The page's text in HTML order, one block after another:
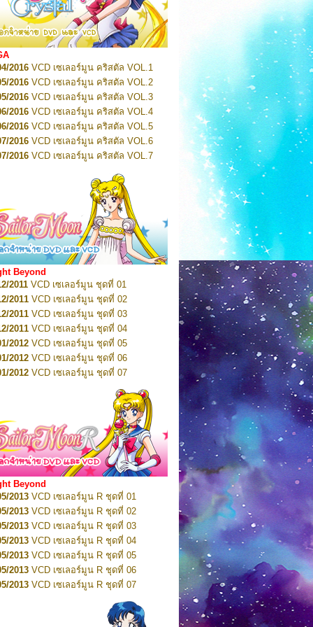
Pretty Guardian Sailor Moon Eternal
1
Pretty Guardian Sailor Moon Eternal
2
Pretty Guardian Sailor Moon Eternal
3
Pretty Guardian Sailor Moon Eternal
4
Pretty Guardian Sailor Moon Eternal
5
Pretty Guardian Sailor Moon Eternal
6
Pretty Guardian Sailor Moon Eternal
7
Pretty Guardian Sailor Moon Eternal
Pretty Guardian Sailor Moon Eternal
Pretty Guardian Sailor Moon Eternal
10
2026Code Name: Sailor V 1
2026Code Name: Sailor V 2
2016 VCD เซเลอร์มูน คริสตัล VOL.1
2016 VCD เซเลอร์มูน คริสตัล VOL.2
2016 VCD เซเลอร์มูน คริสตัล VOL.3
2016 VCD เซเลอร์มูน คริสตัล VOL.4
2016 VCD เซเลอร์มูน คริสตัล VOL.5
2016 VCD เซเลอร์มูน คริสตัล VOL.6
2016 VCD เซเลอร์มูน คริสตัล VOL.7
VCD เซเลอร์มูน คริสตัล VOL.9
VCD เซเลอร์มูน คริสตัล VOL.10
2016
VCD เซเลอร์มูน คริสตัล VOL.11
2016VCD เซเลอร์มูน คริสตัล VOL.12
2016VCD เซเลอร์มูน คริสตัล VOL.13
2016 DVD เซเลอร์มูน คริสตัล VOL.1
2016DVD เซเลอร์มูน คริสตัล VOL.2
2016 DVD เซเลอร์มูน คริสตัล VOL.3
2016 DVD เซเลอร์มูน คริสตัล VOL.4
2016 DVD เซเลอร์มูน คริสตัล VOL.5
2016 DVD เซเลอร์มูน คริสตัล VOL.6
2016DVD เซเลอร์มูน คริสตัล VOL.7
2016DVD เซเลอร์มูน คริสตัล VOL.8
2017 DVD เซเลอร์มูน คริสตัล Box-Set
Beyond
2011 VCD เซเลอร์มูน ชุดที่ 01
2011 VCD เซเลอร์มูน ชุดที่ 02
2011 VCD เซเลอร์มูน ชุดที่ 03
2011 VCD เซเลอร์มูน ชุดที่ 04
2012 VCD เซเลอร์มูน ชุดที่ 05
2012 VCD เซเลอร์มูน ชุดที่ 06
2012 VCD เซเลอร์มูน ชุดที่ 07
VCD เซเลอร์มูน ชุดที่ 08
VCD เซเลอร์มูน ชุดที่ 09
VCD เซเลอร์มูน ชุดที่ 10
2012VCD เซเลอร์มูน ชุดที่ 11
2012VCD เซเลอร์มูน ชุดที่ 12
2012VCD เซเลอร์มูน ชุดที่ 13
2012VCD เซเลอร์มูน ชุดที่ 14
2012 VCD เซเลอร์มูน ชุดที่ 15
VCD เซเลอร์มูน ชุดที่ 16
VCD เซเลอร์มูน ชุดที่ 17
VCD เซเลอร์มูน ชุดที่ 18
VCD เซเลอร์มูน ชุดที่ 19
VCD เซเลอร์มูน ชุดที่ 20
VCD เซเลอร์มูน ชุดที่ 21
VCD เซเลอร์มูน ชุดที่ 22
VCD เซเลอร์มูน ชุดที่ 23
DVD เซเลอร์มูน ชุดที่ 01
Beyond
2013 VCD เซเลอร์มูน R ชุดที่ 01
2013 VCD เซเลอร์มูน R ชุดที่ 02
2013 VCD เซเลอร์มูน R ชุดที่ 03
2013 VCD เซเลอร์มูน R ชุดที่ 04
2013 VCD เซเลอร์มูน R ชุดที่ 05
2013 VCD เซเลอร์มูน R ชุดที่ 06
2013 VCD เซเลอร์มูน R ชุดที่ 07
VCD เซเลอร์มูน R ชุดที่ 08
VCD เซเลอร์มูน R ชุดที่ 09